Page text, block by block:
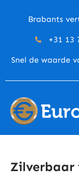
Brabants
+31 13
Snel de waarde
Zilverbaar